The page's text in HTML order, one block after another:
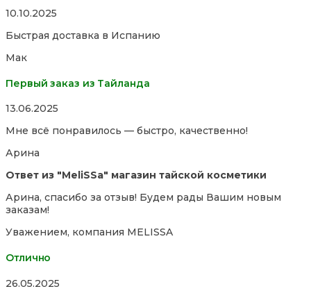
Rated
out
5
10.10.2025
Быстрая доставка в Испанию
Мак
Первый заказ из Тайланда
Rated
out
5
13.06.2025
Мне всё понравилось — быстро, качественно!
Арина
Ответ из "MeliSSa" магазин тайской косметики
Арина, спасибо за отзыв! Будем рады Вашим новым
заказам!
Уважением, компания MELISSA
Отлично
Rated
26.05.2025